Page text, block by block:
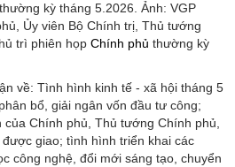
kỳ tháng 5.2026. Ảnh: VGP
Ủy viên Bộ Chính trị, Thủ tướng
trì phiên họp Chính phủ thường kỳ
về: Tình hình kinh tế - xã hội tháng 5
bổ, giải ngân vốn đầu tư công;
Chính phủ, Thủ tướng Chính phủ,
giao; tình hình triển khai các
công nghệ, đổi mới sáng tạo, chuyển